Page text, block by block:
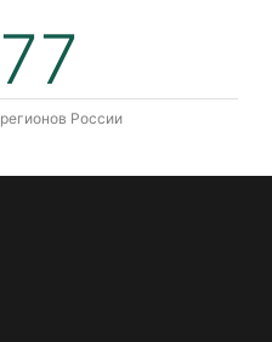
77
регионов России